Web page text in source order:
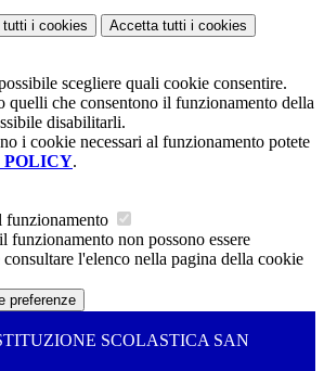
tutti i cookies Accetta tutti i cookies
scegliere quali cookie consentire.
quelli che consentono il funzionamento della
disabilitarli.
i cookie necessari al funzionamento potete
POLICY.
funzionamento
funzionamento non possono essere
l'elenco nella pagina della cookie
preferenze
SCOLASTICA SAN